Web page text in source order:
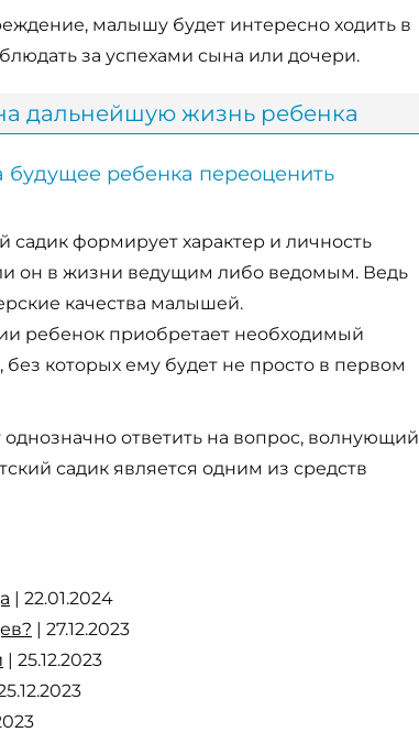
малышу будет интересно ходить в
за успехами сына или дочери.
дальнейшую жизнь ребенка
будущее ребенка переоценить
садик формирует характер и личность
он в жизни ведущим либо ведомым. Ведь
качества малышей.
ребенок приобретает необходимый
которых ему будет не просто в первом
ответить на вопрос, волнующий
садик является одним из средств
| 22.01.2024
| 27.12.2023
| 25.12.2023